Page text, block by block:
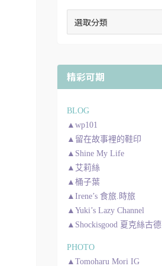
精彩可期
BLOG
▲wp101
▲留在故事裡的鞋印
▲Shine My Life
▲艾莉絲
▲桶子葉
▲Irene’s 食旅.時旅
▲Yuki’s Lazy Channel
▲Shockisgood 夏克絲古德
PHOTO
▲Tomoharu Mori IG